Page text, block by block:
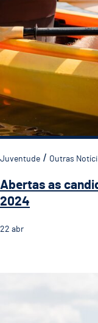
Juventude Outras
Abertas as
2024
22 abr